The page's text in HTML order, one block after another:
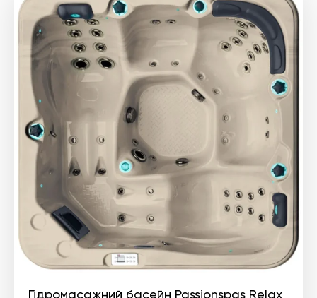
Гідромасажний басейн Passionspas Relax